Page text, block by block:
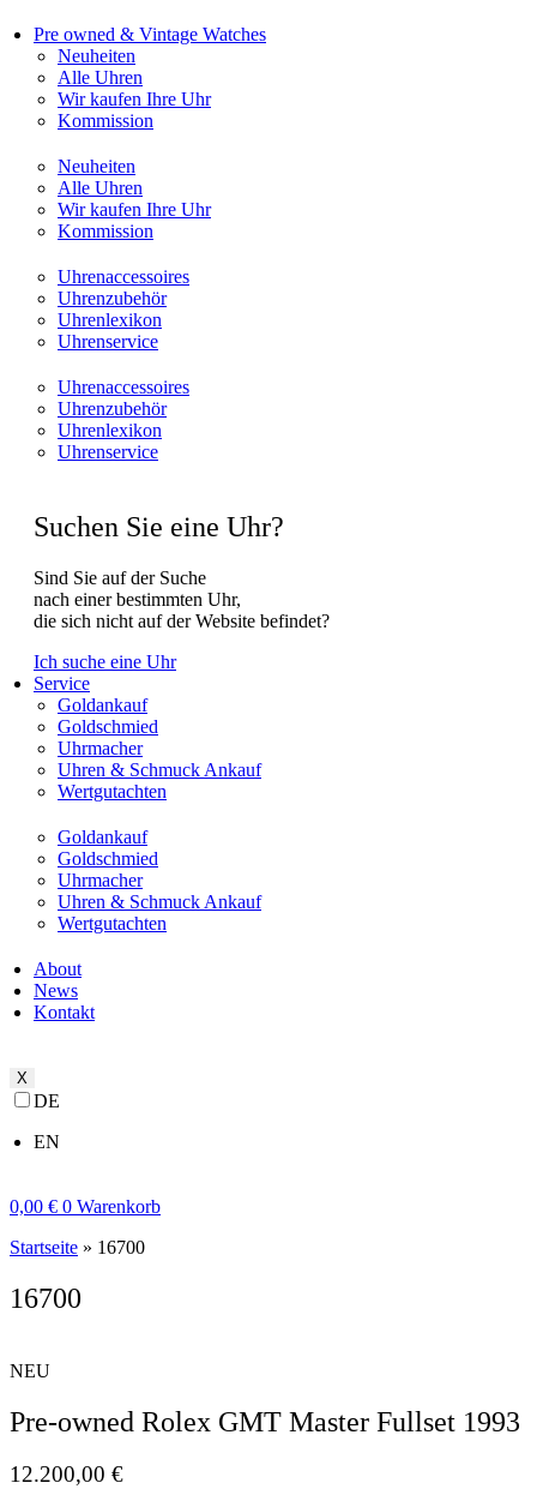
Pre owned & Vintage Watches
Neuheiten
Alle Uhren
Wir kaufen Ihre Uhr
Kommission
Neuheiten
Alle Uhren
Wir kaufen Ihre Uhr
Kommission
Uhrenaccessoires
Uhrenzubehör
Uhrenlexikon
Uhrenservice
Uhrenaccessoires
Uhrenzubehör
Uhrenlexikon
Uhrenservice
Suchen Sie eine Uhr?
Sind Sie auf der Suche
nach einer bestimmten Uhr,
die sich nicht auf der Website befindet?
Ich suche eine Uhr
Service
Goldankauf
Goldschmied
Uhrmacher
Uhren & Schmuck Ankauf
Wertgutachten
Goldankauf
Goldschmied
Uhrmacher
Uhren & Schmuck Ankauf
Wertgutachten
About
News
Kontakt
X
DE
EN
0,00 € 0 Warenkorb
Startseite » 16700
16700
NEU
Pre-owned Rolex GMT Master Fullset 1993
12.200,00 €